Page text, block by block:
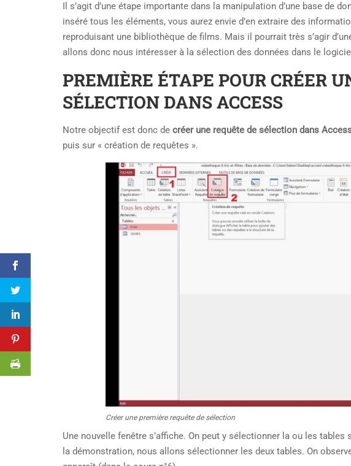
Il s’agit d’une étape importante dans la manipulation d’une base de
inséré tous les éléments, vous aurez envie d’en extraire des
reproduisant une bibliothèque de films. Mais il pourrait très s’agir
allons donc nous intéresser à la sélection des données dans le
PREMIÈRE ÉTAPE POUR CRÉER
SÉLECTION DANS ACCESS
Notre objectif est donc de créer une requête de sélection dans
puis sur « création de requêtes ».
Créer une première requête de sélection
Une nouvelle fenêtre s’affiche. On peut y sélectionner la ou les
la démonstration, nous allons sélectionner les deux tables. On